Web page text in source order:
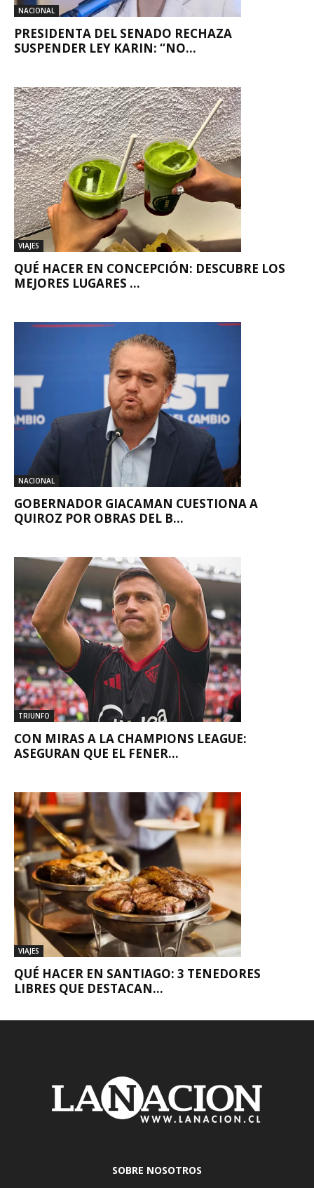
NACIONAL
PRESIDENTA DEL SENADO RECHAZA
SUSPENDER LEY KARIN: “NO...
VIAJES
QUÉ HACER EN CONCEPCIÓN: DESCUBRE LOS
MEJORES LUGARES ...
NACIONAL
GOBERNADOR GIACAMAN CUESTIONA A
QUIROZ POR OBRAS DEL B...
TRIUNFO
CON MIRAS A LA CHAMPIONS LEAGUE:
ASEGURAN QUE EL FENER...
VIAJES
QUÉ HACER EN SANTIAGO: 3 TENEDORES
LIBRES QUE DESTACAN...
SOBRE NOSOTROS